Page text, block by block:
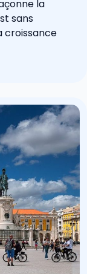
la
sans
croissance